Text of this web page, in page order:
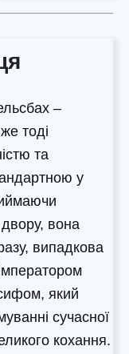
–
тоді
та
у
вона
випадкова
який
сучасної
кохання.